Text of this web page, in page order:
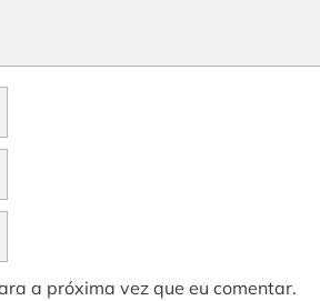
a próxima vez que eu comentar.